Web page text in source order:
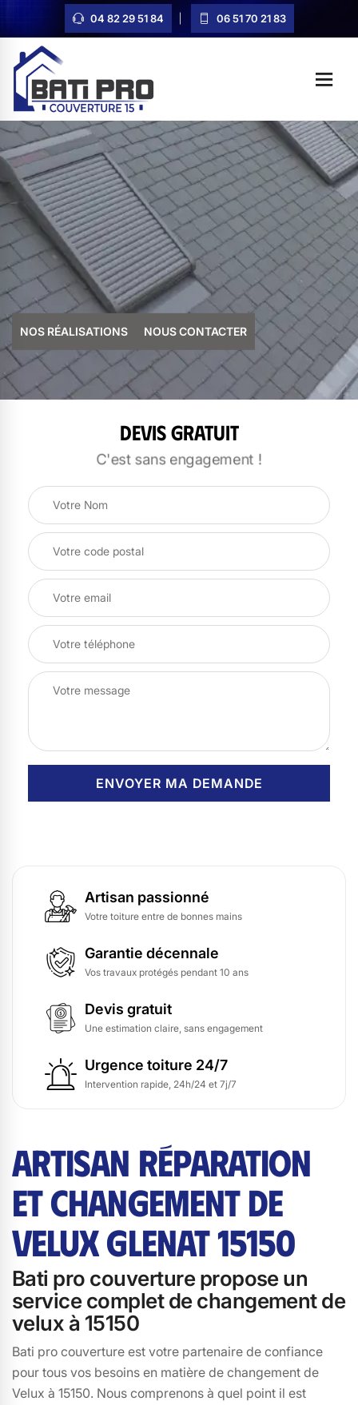
04 82 29 51 84 06 51 70 21 83
NOS RÉALISATIONS NOUS CONTACTER
Devis gratuit
C'est sans engagement !
Artisan passionné
Votre toiture entre de bonnes mains
Garantie décennale
Vos travaux protégés pendant 10 ans
Devis gratuit
Une estimation claire, sans engagement
Urgence toiture 24/7
Intervention rapide, 24h/24 et 7j/7
ARTISAN RÉPARATION
ET CHANGEMENT DE
VELUX GLENAT 15150
Bati pro couverture propose un
service complet de changement de
velux à 15150
Bati pro couverture est votre partenaire de confiance
pour tous vos besoins en matière de changement de
Velux à 15150. Nous comprenons à quel point il est